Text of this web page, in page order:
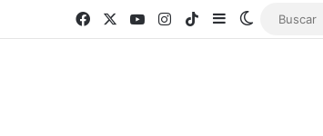
FacebookYouTubeInstagram
TikTokSidebarSwitch skin